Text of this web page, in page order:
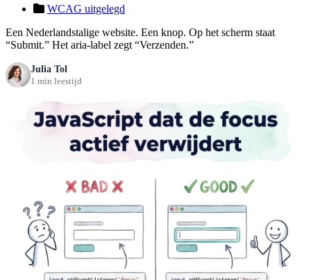
WCAG uitgelegd
Een Nederlandstalige website. Een knop. Op het scherm staat
“Submit.” Het aria-label zegt “Verzenden.”
Julia Tol
1 min leestijd